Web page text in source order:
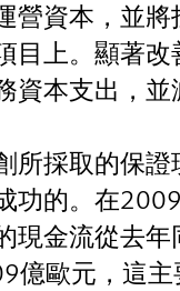
營資本，並將
目上。顯著改
資本支出，並
所採取的保證
功的。在
現金流從去
億歐元，這主